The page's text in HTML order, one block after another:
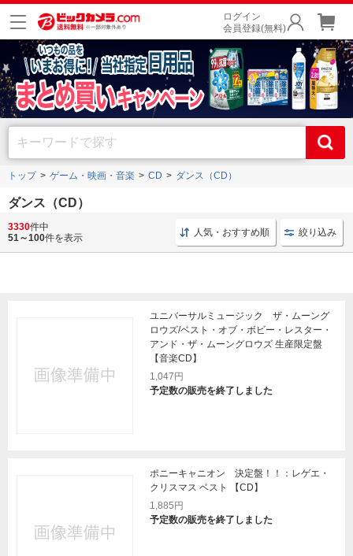
ログイン
会員登録(無料)
トップ ゲーム・映画・音楽 CD ダンス（CD）
ダンス（CD）
ユニバーサルミュージック ダンス ユニバーサルミュージッ
3330件中
51～100件を表示 人気・おすすめ順 絞り込み
ユニバーサルミュージック ザ・ムーング
ロウズ/ベスト・オブ・ボビー・レスター・
アンド・ザ・ムーングロウズ 生産限定盤
【音楽CD】
1,047円
予定数の販売を終了しました
ポニーキャニオン 決定盤！！：レゲエ・
クリスマス ベスト 【CD】
1,885円
予定数の販売を終了しました